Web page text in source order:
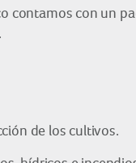
contamos con un
de los cultivos.